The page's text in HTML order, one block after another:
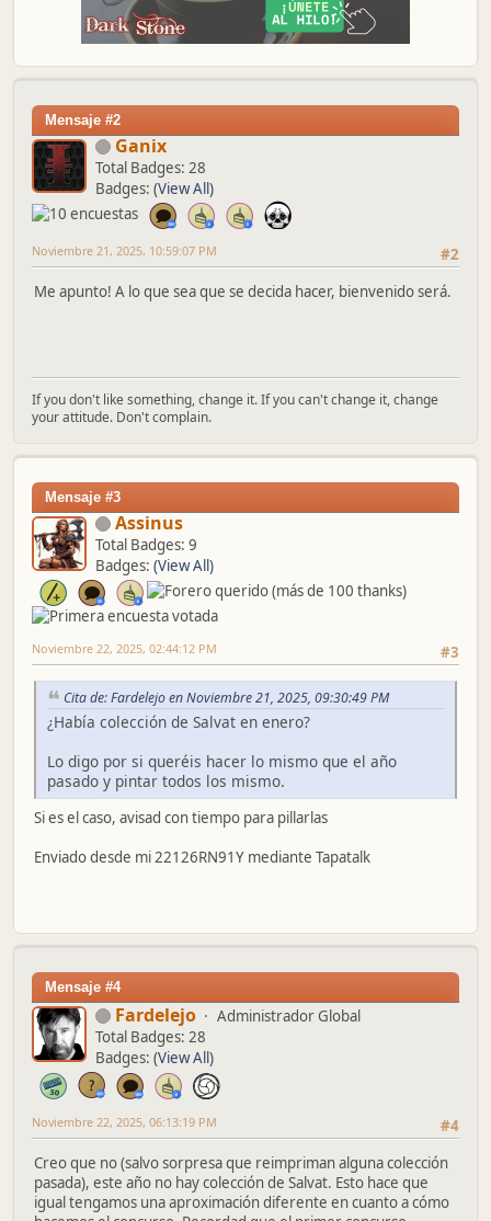
Mensaje #2
Ganix
Total Badges: 28
Badges: (View All)
#2
Noviembre 21, 2025, 10:59:07 PM
Me apunto! A lo que sea que se decida hacer, bienvenido será.
If you don't like something, change it. If you can't change it, change
your attitude. Don't complain.
Mensaje #3
Assinus
Total Badges: 9
Badges: (View All)
#3
Noviembre 22, 2025, 02:44:12 PM
Cita de: Fardelejo en Noviembre 21, 2025, 09:30:49 PM
¿Había colección de Salvat en enero?
Lo digo por si queréis hacer lo mismo que el año
pasado y pintar todos los mismo.
Si es el caso, avisad con tiempo para pillarlas
Enviado desde mi 22126RN91Y mediante Tapatalk
Mensaje #4
Fardelejo
Administrador Global
Total Badges: 28
Badges: (View All)
#4
Noviembre 22, 2025, 06:13:19 PM
Creo que no (salvo sorpresa que reimpriman alguna colección
pasada), este año no hay colección de Salvat. Esto hace que
igual tengamos una aproximación diferente en cuanto a cómo